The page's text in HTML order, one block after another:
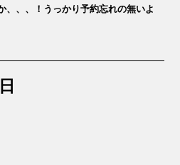
、、、！うっかり予約忘れの無いよ